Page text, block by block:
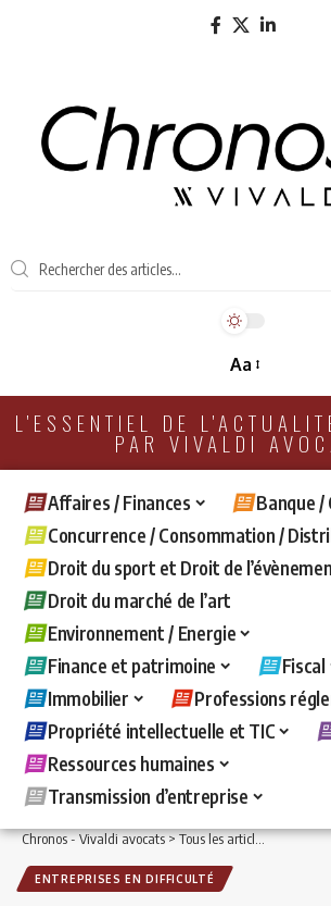
Aa
L'ESSENTIEL DE
PAR VIVALDI
Affaires / Finances
Banque /
Concurrence / Consommation /
Droit du sport et Droit de
Droit du marché de l’art
Environnement / Energie
Finance et patrimoine
Fiscal
Immobilier
Professions
Propriété intellectuelle et TIC
Ressources humaines
Transmission d’entreprise
Chronos - Vivaldi avocats>Tous les articles >Affaires
ENTREPRISES EN DIFFICULTÉ